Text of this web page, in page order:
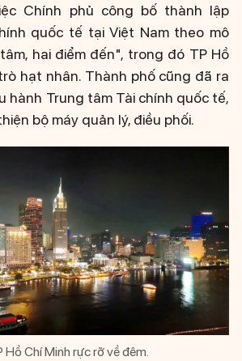
Chính phủ công bố thành lập
quốc tế tại Việt Nam theo mô
hai điểm đến", trong đó TP Hồ
hạt nhân. Thành phố cũng đã ra
hành Trung tâm Tài chính quốc tế,
bộ máy quản lý, điều phối.
Hồ Chí Minh rực rỡ về đêm.